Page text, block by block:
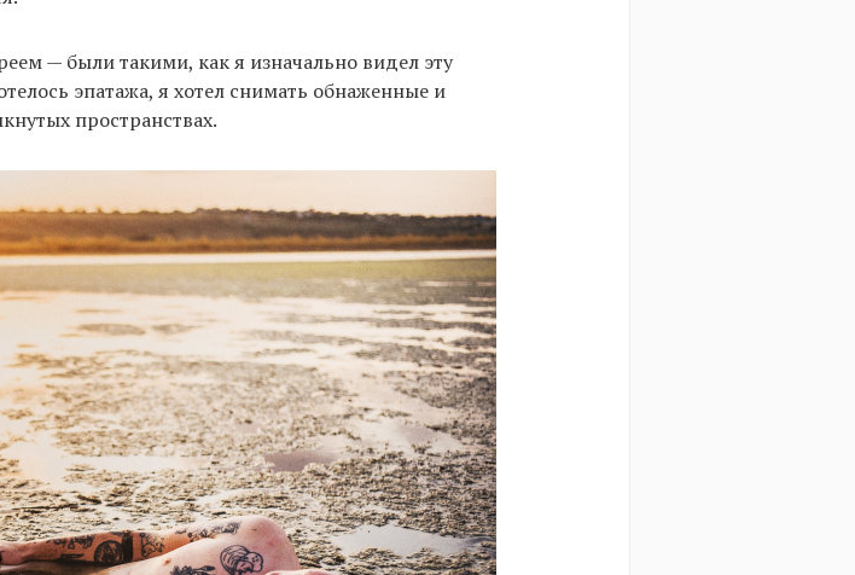
— были такими, как я изначально видел эту
эпатажа, я хотел снимать обнаженные и
пространствах.